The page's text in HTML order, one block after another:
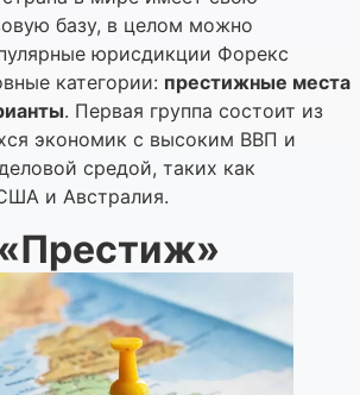
базу, в целом можно
юрисдикции Форекс
категории: престижные места
. Первая группа состоит из
экономик с высоким ВВП и
средой, таких как
и Австралия.